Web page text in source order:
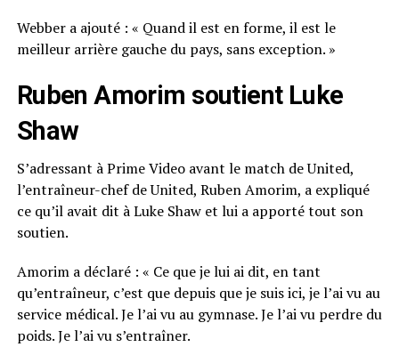
Webber a ajouté : « Quand il est en forme, il est le
meilleur arrière gauche du pays, sans exception. »
Ruben Amorim soutient Luke
Shaw
S’adressant à Prime Video avant le match de United,
l’entraîneur-chef de United, Ruben Amorim, a expliqué
ce qu’il avait dit à Luke Shaw et lui a apporté tout son
soutien.
Amorim a déclaré : « Ce que je lui ai dit, en tant
qu’entraîneur, c’est que depuis que je suis ici, je l’ai vu au
service médical. Je l’ai vu au gymnase. Je l’ai vu perdre du
poids. Je l’ai vu s’entraîner.